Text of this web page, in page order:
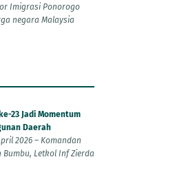
Imigrasi Ponorogo
negara Malaysia
23 Jadi Momentum
Daerah
2026 – Komandan
Bumbu, Letkol Inf Zierda